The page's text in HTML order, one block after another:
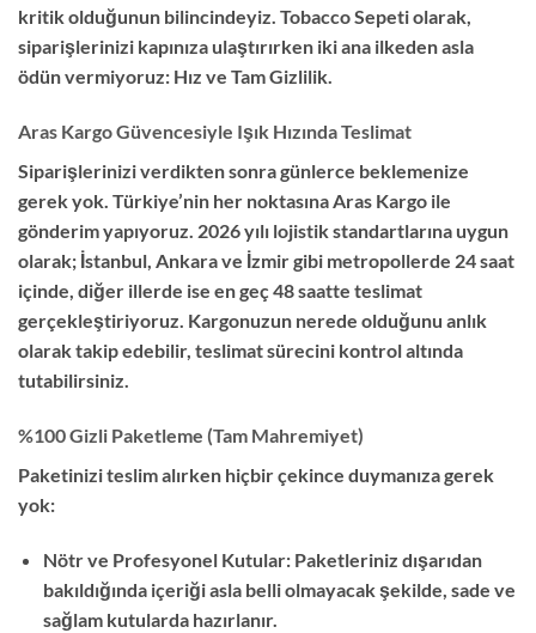
kritik olduğunun bilincindeyiz. Tobacco Sepeti olarak,
siparişlerinizi kapınıza ulaştırırken iki ana ilkeden asla
ödün vermiyoruz: Hız ve Tam Gizlilik.
Aras Kargo Güvencesiyle Işık Hızında Teslimat
Siparişlerinizi verdikten sonra günlerce beklemenize
gerek yok. Türkiye’nin her noktasına Aras Kargo ile
gönderim yapıyoruz. 2026 yılı lojistik standartlarına uygun
olarak; İstanbul, Ankara ve İzmir gibi metropollerde 24 saat
içinde, diğer illerde ise en geç 48 saatte teslimat
gerçekleştiriyoruz. Kargonuzun nerede olduğunu anlık
olarak takip edebilir, teslimat sürecini kontrol altında
tutabilirsiniz.
%100 Gizli Paketleme (Tam Mahremiyet)
Paketinizi teslim alırken hiçbir çekince duymanıza gerek
yok:
Nötr ve Profesyonel Kutular: Paketleriniz dışarıdan
bakıldığında içeriği asla belli olmayacak şekilde, sade ve
sağlam kutularda hazırlanır.